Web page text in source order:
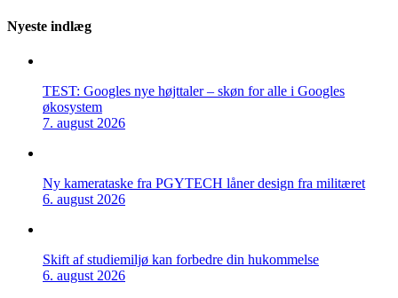
Nyeste indlæg
TEST: Googles nye højttaler – skøn for alle i Googles
økosystem
7. august 2026
Ny kamerataske fra PGYTECH låner design fra militæret
6. august 2026
Skift af studiemiljø kan forbedre din hukommelse
6. august 2026